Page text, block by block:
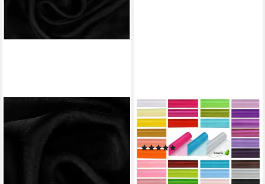
CREATIVERY
Stoff, 9m Rolle Organza 36cm
CRYSTAL
(4)
3,19 €
(0,35 €/ 1 m)
lieferbar - in 3-4 Werktagen bei dir